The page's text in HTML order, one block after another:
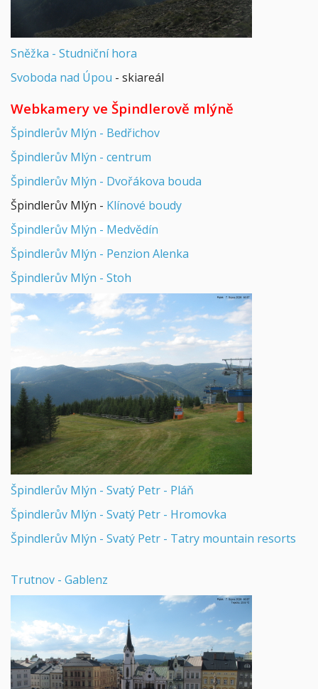
Sněžka - Studniční hora
Svoboda nad Úpou - skiareál
Webkamery ve Špindlerově mlýně
Špindlerův Mlýn - Bedřichov
Špindlerův Mlýn - centrum
Špindlerův Mlýn - Dvořákova bouda
Špindlerův Mlýn - Klínové boudy
Špindlerův Mlýn - Medvědín
Špindlerův Mlýn - Penzion Alenka
Špindlerův Mlýn - Stoh
Špindlerův Mlýn - Svatý Petr - Pláň
Špindlerův Mlýn - Svatý Petr - Hromovka
Špindlerův Mlýn - Svatý Petr - Tatry mountain resorts
Trutnov - Gablenz